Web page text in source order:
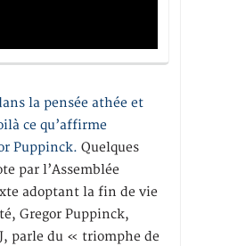
la pensée athée et
ce qu’affirme
Puppinck. Quelques
par l’Assemblée
adoptant la fin de vie
Gregor Puppinck,
parle du « triomphe de